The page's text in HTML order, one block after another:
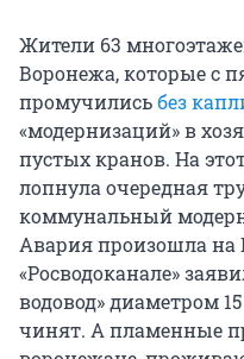
Жители 63
Воронежа, которые с
промучилисьбез
«модернизаций» в
пустых кранов. На
лопнула очередная
коммунальный
Авария произошла на
«Росводоканале»
водовод» диаметром
чинят. А пламенные